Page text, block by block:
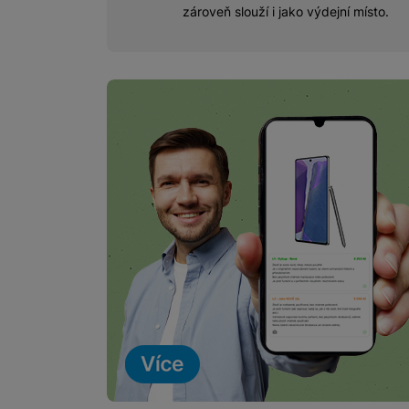
zároveň slouží i jako výdejní místo.
Online výkup